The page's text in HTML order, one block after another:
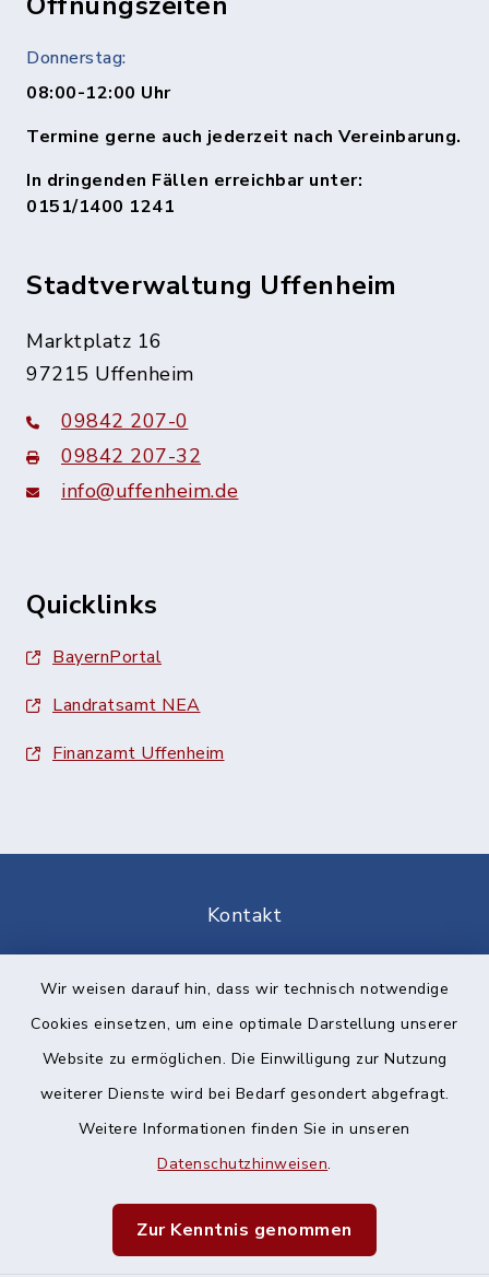
Wir weisen darauf hin, dass wir technisch notwendige
Cookies einsetzen, um eine optimale Darstellung unserer
Website zu ermöglichen. Die Einwilligung zur Nutzung
weiterer Dienste wird bei Bedarf gesondert abgefragt.
Weitere Informationen finden Sie in unseren
Datenschutzhinweisen.
Zur Kenntnis genommen
Donnerstag:
08:00-12:00 Uhr
Termine gerne auch jederzeit nach Vereinbarung.
In dringenden Fällen erreichbar unter:
0151/1400 1241
Stadtverwaltung Uffenheim
Marktplatz 16
97215 Uffenheim
09842 207-0
09842 207-32
info@uffenheim.de
Quicklinks
BayernPortal
Landratsamt NEA
Finanzamt Uffenheim
Kontakt
Datenschutz
Impressum
Sitemap
Cookie-Einstellungen